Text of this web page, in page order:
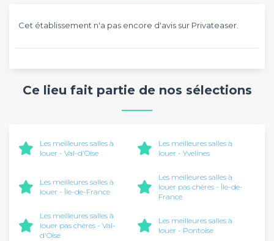
Cet établissement n'a pas encore d'avis sur Privateaser.
Ce lieu fait partie de nos sélections
Les meilleures salles à
louer - Val-d'Oise
Les meilleures salles à
louer - Yvelines
Les meilleures salles à
louer - Île-de-France
Les meilleures salles à
louer pas chères - Île-de-
France
Les meilleures salles à
louer pas chères - Val-
d'Oise
Les meilleures salles à
louer - Pontoise